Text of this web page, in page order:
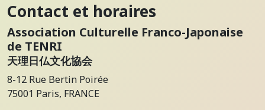
Contact et horaires
Association Culturelle Franco-Japonaise
de TENRI
天理日仏文化協会
8-12 Rue Bertin Poirée
75001 Paris, FRANCE